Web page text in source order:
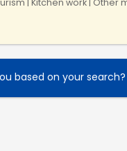
| Kitchen work | Other
based on your search?